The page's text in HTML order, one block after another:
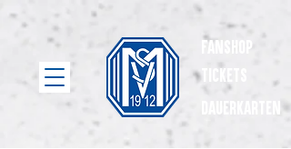
Fanshop
dauerkarten